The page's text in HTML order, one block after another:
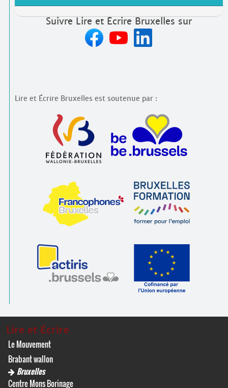
Suivre Lire et Écrire Bruxelles sur
Lire et Écrire Bruxelles est soutenue par :
Lire et Écrire
Le Mouvement
Brabant wallon
Bruxelles
Centre Mons Borinage